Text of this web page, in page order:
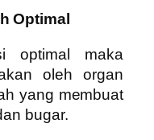
Optimal
optimal maka
oleh organ
yang membuat
bugar.